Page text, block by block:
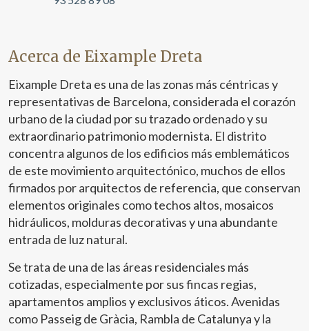
Acerca de Eixample Dreta
Eixample Dreta es una de las zonas más céntricas y
representativas de Barcelona, considerada el corazón
urbano de la ciudad por su trazado ordenado y su
extraordinario patrimonio modernista. El distrito
concentra algunos de los edificios más emblemáticos
de este movimiento arquitectónico, muchos de ellos
firmados por arquitectos de referencia, que conservan
elementos originales como techos altos, mosaicos
hidráulicos, molduras decorativas y una abundante
entrada de luz natural.
Se trata de una de las áreas residenciales más
cotizadas, especialmente por sus fincas regias,
apartamentos amplios y exclusivos áticos. Avenidas
como Passeig de Gràcia, Rambla de Catalunya y la